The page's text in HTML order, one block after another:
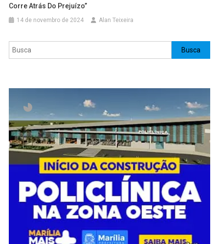
Corre Atrás Do Prejuízo”
14 de novembro de 2024 Alan Teixeira
Pesquisar Busca